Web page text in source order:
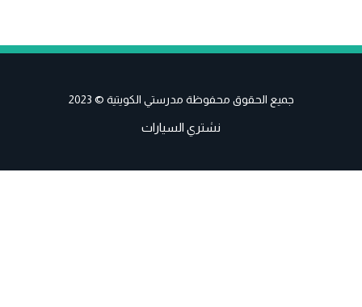
جميع الحقوق محفوظة مدرستي الكويتية © 2023
نشتري السيارات